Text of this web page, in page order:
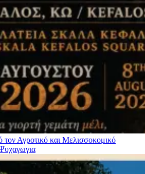
Αγροτικό και Μελισσοκομικό